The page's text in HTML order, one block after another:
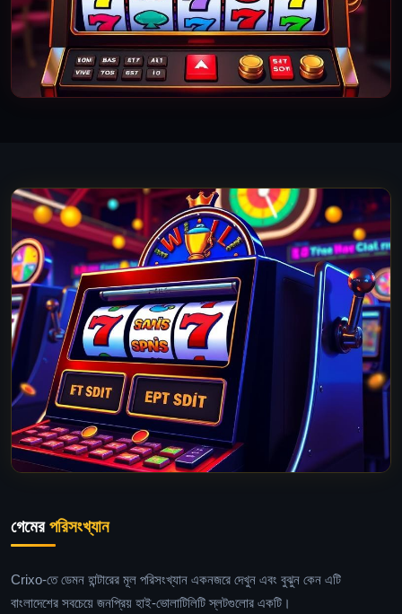
গেমেরপরিসংখ্যান
Crixo-তে ডেমন হান্টারের মূল পরিসংখ্যান একনজরে দেখুন এবং বুঝুন কেন এটি
বাংলাদেশের সবচেয়ে জনপ্রিয় হাই-ভোলাটিলিটি স্লটগুলোর একটি।